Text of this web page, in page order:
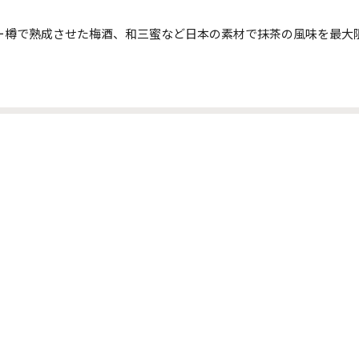
で熟成させた梅酒、和三蜜など日本の素材で抹茶の風味を最大